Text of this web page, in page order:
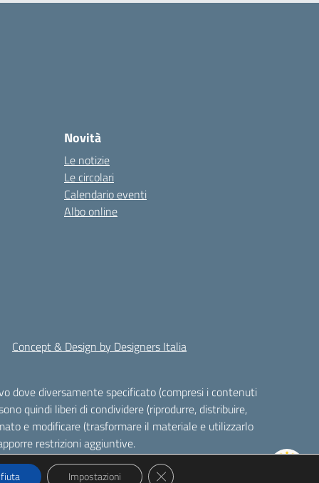
Novità
Le notizie
Le circolari
Calendario eventi
Albo online
Concept & Design by Designers Italia
dove diversamente specificato (compresi i contenuti
quindi liberi di condividere (riprodurre, distribuire,
e modificare (trasformare il materiale e utilizzarlo
restrizioni aggiuntive.
Impostazioni Close GDPR Cookie Banner